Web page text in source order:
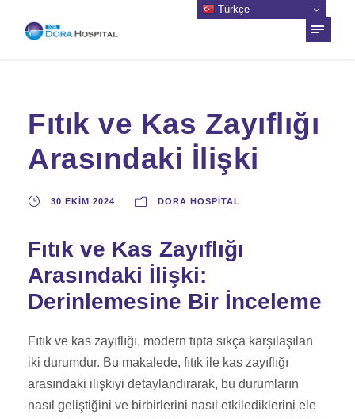
Fıtık ve Kas Zayıflığı
Arasındaki İlişki
30 EKIM 2024 DORA HOSPITAL
Fıtık ve Kas Zayıflığı
Arasındaki İlişki:
Derinlemesine Bir İnceleme
Fıtık ve kas zayıflığı, modern tıpta sıkça karşılaşılan
iki durumdur. Bu makalede, fıtık ile kas zayıflığı
arasındaki ilişkiyi detaylandırarak, bu durumların
nasıl geliştiğini ve birbirlerini nasıl etkilediklerini ele
Türkçe